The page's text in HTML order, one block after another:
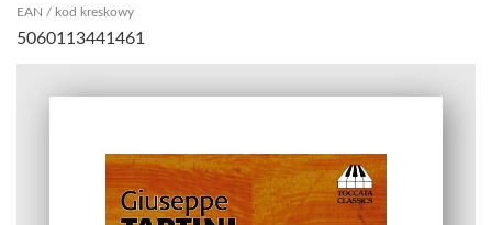
EAN / kod kreskowy
5060113441461